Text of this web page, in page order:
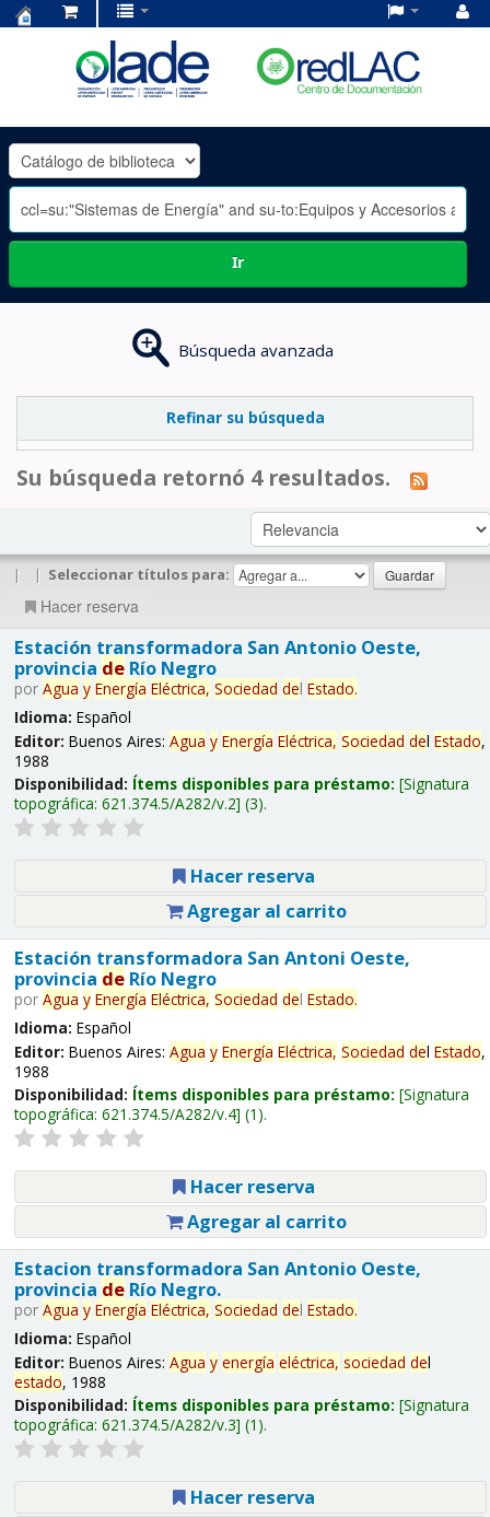
OLADE
-
Ir
Búsqueda avanzada
Refinar su búsqueda
Su búsqueda retornó 4 resultados.
| | Seleccionar títulos para:
Hacer reserva
Estación transformadora San Antonio Oeste,
provincia deRío Negro
por Agua y Energía Eléctrica, Sociedad del Estado.
Idioma: Español
Editor: Buenos Aires: Agua y Energía Eléctrica, Sociedad del Estado,
1988
Disponibilidad: Ítems disponibles para préstamo: Signatura
topográfica: 621.374.5/A282/v.2 (3).
Hacer reserva
Agregar al carrito
Estación transformadora San Antoni Oeste,
provincia deRío Negro
por Agua y Energía Eléctrica, Sociedad del Estado.
Idioma: Español
Editor: Buenos Aires: Agua y Energía Eléctrica, Sociedad del Estado,
1988
Disponibilidad: Ítems disponibles para préstamo: Signatura
topográfica: 621.374.5/A282/v.4 (1).
Hacer reserva
Agregar al carrito
Estacion transformadora San Antonio Oeste,
provincia deRío Negro.
por Agua y Energía Eléctrica, Sociedad del Estado.
Idioma: Español
Editor: Buenos Aires: Agua y energía eléctrica, sociedad del
estado, 1988
Disponibilidad: Ítems disponibles para préstamo: Signatura
topográfica: 621.374.5/A282/v.3 (1).
Hacer reserva